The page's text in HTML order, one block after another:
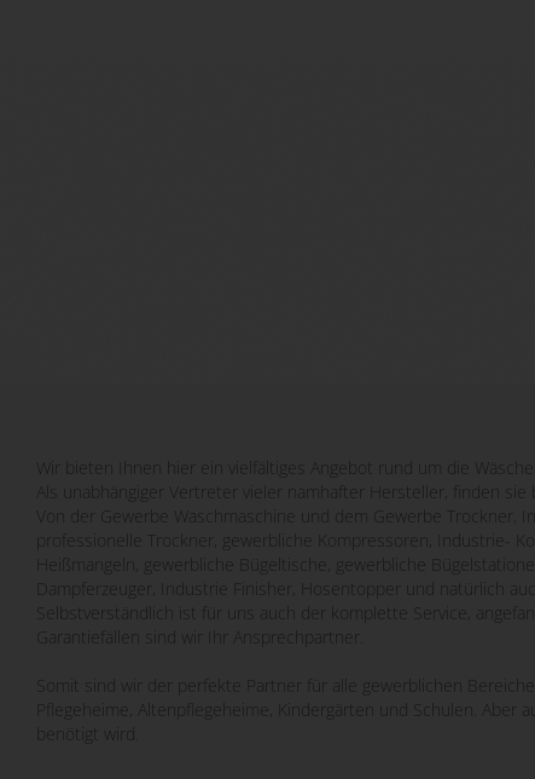
Wir bieten Ihnen hier ein vielfältiges Angebot rund um die
Als unabhängiger Vertreter vieler namhafter Hersteller, finden
Von der Gewerbe Waschmaschine und dem Gewerbe
professionelle Trockner, gewerbliche Kompressoren, Industrie-
Heißmangeln, gewerbliche Bügeltische, gewerbliche
Dampferzeuger, Industrie Finisher, Hosentopper und natürlich
Selbstverständlich ist für uns auch der komplette Service,
Garantiefällen sind wir Ihr Ansprechpartner.
Somit sind wir der perfekte Partner für alle gewerblichen
Pflegeheime, Altenpflegeheime, Kindergärten und Schulen.
benötigt wird.